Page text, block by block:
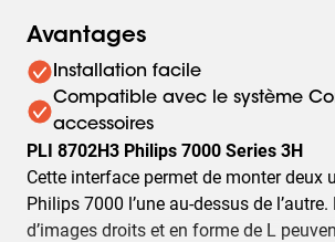
Avantages
Installation facile
Compatible avec le système
accessoires
PLI 8702H3 Philips 7000 Series 3H
Cette interface permet de monter deux
Philips 7000 l’une au-dessus de
d’images droits et en forme de L